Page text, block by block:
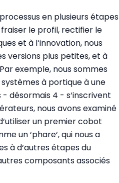
en plusieurs étapes
le profil, rectifier le
et à l‘innovation, nous
versions plus petites, et à
exemple, nous sommes
à portique à une
désormais 4 - s‘inscrivent
nous avons examiné
un premier cobot
un ‘phare‘, qui nous a
à d‘autres étapes du
composants associés